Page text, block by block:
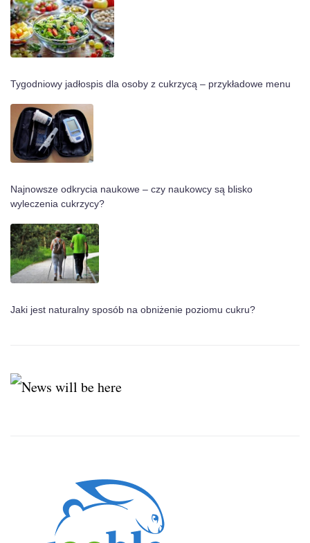
Tygodniowy jadłospis dla osoby z cukrzycą – przykładowe menu
Najnowsze odkrycia naukowe – czy naukowcy są blisko
wyleczenia cukrzycy?
Jaki jest naturalny sposób na obniżenie poziomu cukru?